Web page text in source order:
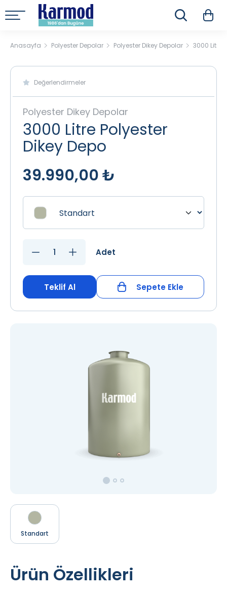
Anasayfa Polyester Depolar Polyester Dikey Depolar 3000 Litre
Standart
Ürün Özellikleri
Değerlendirmeler
Polyester Dikey Depolar
3000 Litre Polyester
Dikey Depo
39.990,00 ₺
Adet
Teklif Al Sepete Ekle